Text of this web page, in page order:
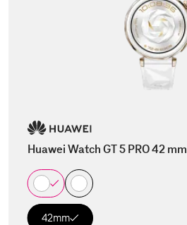
Huawei Watch GT 5 PRO 42 mm
42mm